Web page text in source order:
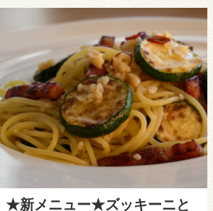
★新メニュー★ズッキーニと